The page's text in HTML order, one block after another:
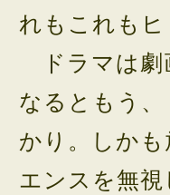
れもこれも
ドラマは劇
なるともう
かり。しか
エンスを無